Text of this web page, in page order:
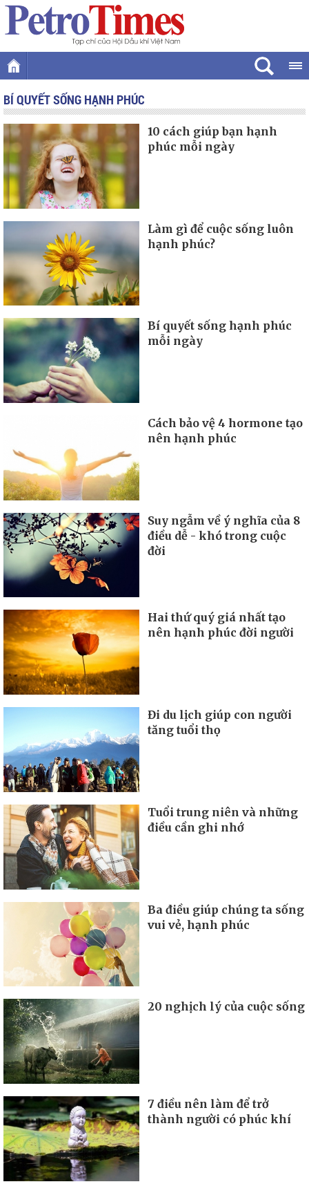
BÍ QUYẾT SỐNG HẠNH PHÚC
10 cách giúp bạn hạnh
phúc mỗi ngày
Làm gì để cuộc sống luôn
hạnh phúc?
Bí quyết sống hạnh phúc
mỗi ngày
Cách bảo vệ 4 hormone tạo
nên hạnh phúc
Suy ngẫm về ý nghĩa của 8
điều dễ - khó trong cuộc
đời
Hai thứ quý giá nhất tạo
nên hạnh phúc đời người
Đi du lịch giúp con người
tăng tuổi thọ
Tuổi trung niên và những
điều cần ghi nhớ
Ba điều giúp chúng ta sống
vui vẻ, hạnh phúc
20 nghịch lý của cuộc sống
7 điều nên làm để trở
thành người có phúc khí